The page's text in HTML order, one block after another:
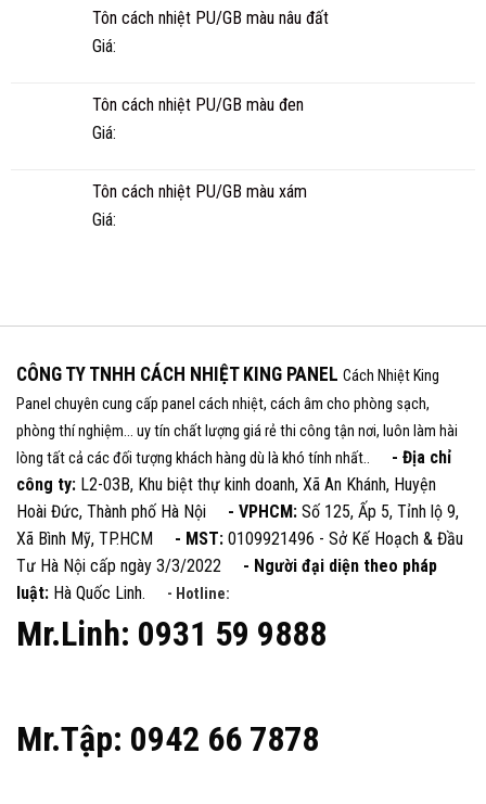
Tôn cách nhiệt PU/GB màu nâu đất
Giá:
Tôn cách nhiệt PU/GB màu đen
Giá:
Tôn cách nhiệt PU/GB màu xám
Giá:
CÔNG TY TNHH CÁCH NHIỆT KING PANEL Cách Nhiệt King
Panel chuyên cung cấp panel cách nhiệt, cách âm cho phòng sạch,
phòng thí nghiệm... uy tín chất lượng giá rẻ thi công tận nơi, luôn làm hài
lòng tất cả các đối tượng khách hàng dù là khó tính nhất..
- Địa chỉ
công ty: L2-03B, Khu biệt thự kinh doanh, Xã An Khánh, Huyện
Hoài Đức, Thành phố Hà Nội - VPHCM: Số 125, Ấp 5, Tỉnh lộ 9,
Xã Bình Mỹ, TP.HCM - MST: 0109921496 - Sở Kế Hoạch & Đầu
Tư Hà Nội cấp ngày 3/3/2022 - Người đại diện theo pháp
luật: Hà Quốc Linh. - Hotline:
Mr.Linh: 0931 59 9888
Mr.Tập: 0942 66 7878